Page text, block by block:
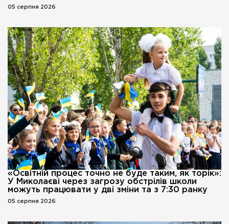
05 серпня 2026
«Освітній процес точно не буде таким, як торік»:
У Миколаєві через загрозу обстрілів школи
можуть працювати у дві зміни та з 7:30 ранку
05 серпня 2026